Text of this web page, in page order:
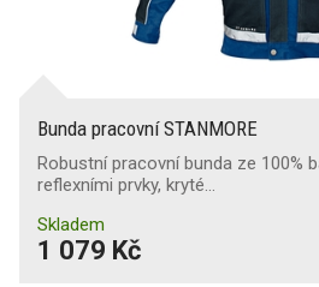
Bunda pracovní STANMORE
Robustní pracovní bunda ze 100%
reflexními prvky, kryté…
Skladem
1 079 Kč